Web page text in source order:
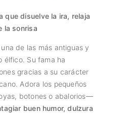
que disuelve la ira, relaja
la sonrisa
de las más antiguas y
élfico. Su fama ha
gracias a su carácter
Adora los pequeños
botones o abalorios—
buen humor, dulzura